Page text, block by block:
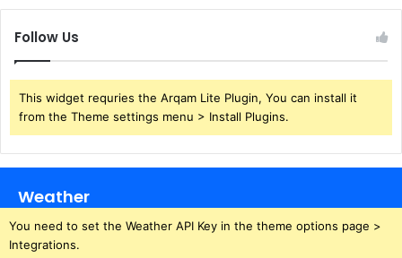
Follow Us
This widget requries the Arqam Lite Plugin, You can install it
from the Theme settings menu > Install Plugins.
Weather
You need to set the Weather API Key in the theme options page >
Integrations.